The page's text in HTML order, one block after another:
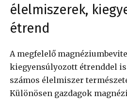
élelmiszerek,
étrend
A megfelelő
kiegyensúlyozott étrenddel
számos élelmiszer
Különösen gazdagok